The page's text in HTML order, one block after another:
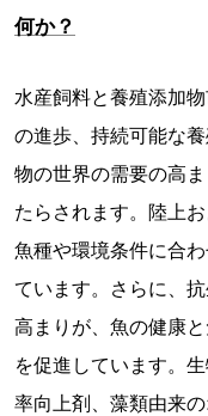
何か？
水産飼料と養殖添加
の進歩、持続可能な
物の世界の需要の高
たらされます。陸上
魚種や環境条件に合
ています。さらに、
高まりが、魚の健康
を促進しています。
率向上剤、藻類由来